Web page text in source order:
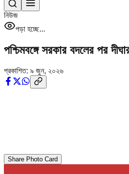
নিউজ
পড়া হচ্ছে...
পশ্চিমবঙ্গে সরকার বদলের পর
প্রকাশিত: ৯ জুন, ২০২৬
Share Photo Card